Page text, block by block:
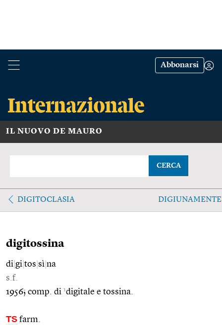
Abbonarsi
IL NUOVO DE MAURO
CERCA
DIGITOCLASIA DIGIUNAMENTE
digitossina
di gi tos sì na
s.f.
1956; comp. di 1digitale e tossina.
TS farm.